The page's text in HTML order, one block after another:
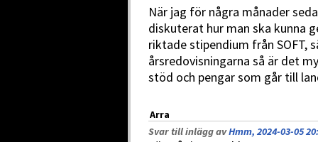
När jag för några månader
diskuterat hur man ska kunna
riktade stipendium från SOFT,
årsredovisningarna så är det
stöd och pengar som går till
Arra
Svar till inlägg avHmm, 2024-03-05